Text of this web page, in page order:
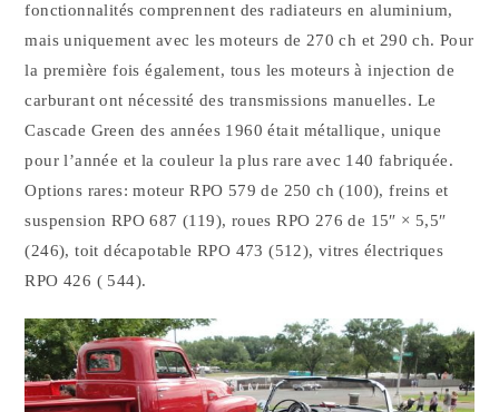
fonctionnalités comprennent des radiateurs en aluminium,
mais uniquement avec les moteurs de 270 ch et 290 ch. Pour
la première fois également, tous les moteurs à injection de
carburant ont nécessité des transmissions manuelles. Le
Cascade Green des années 1960 était métallique, unique
pour l’année et la couleur la plus rare avec 140 fabriquée.
Options rares: moteur RPO 579 de 250 ch (100), freins et
suspension RPO 687 (119), roues RPO 276 de 15″ × 5,5″
(246), toit décapotable RPO 473 (512), vitres électriques
RPO 426 ( 544).